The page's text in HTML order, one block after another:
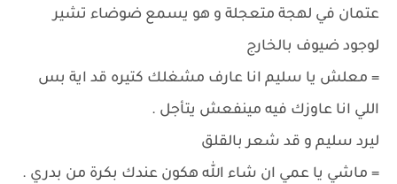
عتمان في لهجة متعجلة و هو يسمع ضوضاء تشير
لوجود ضيوف بالخارج
= معلش يا سليم انا عارف مشغلك كتيره قد اية بس
اللي انا عاوزك فيه مينفعش يتأجل .
ليرد سليم و قد شعر بالقلق
= ماشي يا عمي ان شاء الله هكون عندك بكرة من بدري .